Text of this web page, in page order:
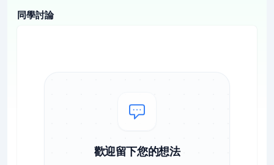
同學討論
歡迎留下您的想法